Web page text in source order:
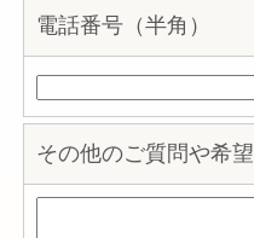
電話番号（半角）
その他のご質問や希望